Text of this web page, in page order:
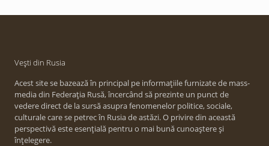
Vești din Rusia
Acest site se bazează în principal pe informațiile furnizate de mass-
media din Federația Rusă, încercând să prezinte un punct de
vedere direct de la sursă asupra fenomenelor politice, sociale,
culturale care se petrec în Rusia de astăzi. O privire din această
perspectivă este esențială pentru o mai bună cunoaștere și
înțelegere.